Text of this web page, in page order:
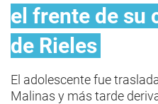
el frente de su
de Rieles
El adolescente fue
Malinas y más tarde